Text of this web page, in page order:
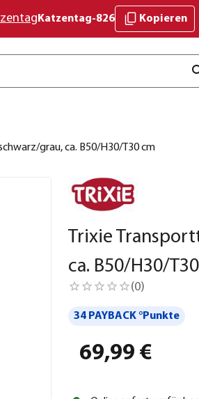
Katzentag-826 Kopieren
grau, ca. B50/H30/T30 cm
Trixie
ca. B50/H30/
(0)
34 PAYBACK °Punkte
69,99 €